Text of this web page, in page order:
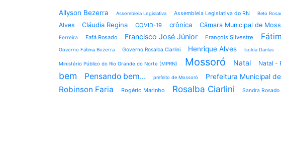
Allyson Bezerra Assembleia Legislativa Assembleia Legislativa do RN Beto
Alves
Cláudia Regina COVID-19 crônica Câmara Municipal de
Ferreira
Fafá Rosado Francisco José Júnior François Silvestre
Governo Fátima Bezerra Governo Rosalba Ciarlini Henrique Alves Isolda Dantas
Ministério Público do Rio Grande do Norte (MPRN) Mossoró Natal Natal -
bem
Pensando bem... prefeito de Mossoró Prefeitura Municipal
Robinson Faria Rogério Marinho Rosalba Ciarlini Sandra Rosado